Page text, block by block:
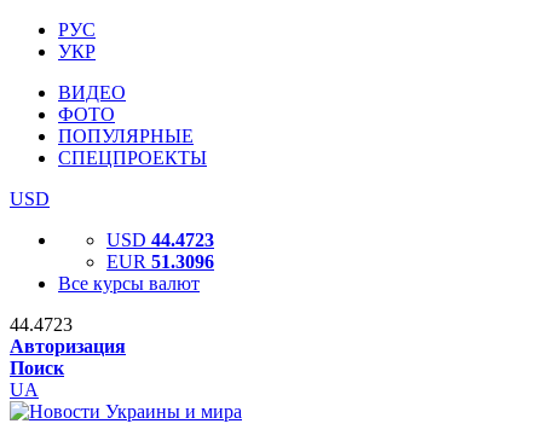
РУС
УКР
ВИДЕО
ФОТО
ПОПУЛЯРНЫЕ
СПЕЦПРОЕКТЫ
USD
USD 44.4723
EUR 51.3096
Все курсы валют
44.4723
Авторизация
Поиск
UA